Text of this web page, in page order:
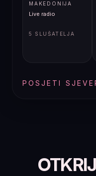
MAKEDONIJA
Live radio
5 SLUŠATELJA
POSJETI